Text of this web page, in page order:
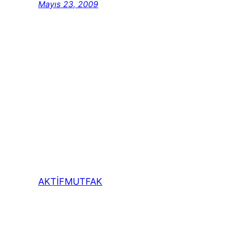
Mayıs 23, 2009
AKTİFMUTFAK